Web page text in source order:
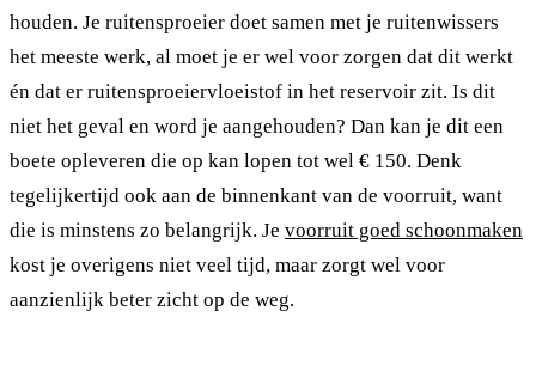
houden. Je ruitensproeier doet samen met je ruitenwissers
het meeste werk, al moet je er wel voor zorgen dat dit werkt
én dat er ruitensproeiervloeistof in het reservoir zit. Is dit
niet het geval en word je aangehouden? Dan kan je dit een
boete opleveren die op kan lopen tot wel € 150. Denk
tegelijkertijd ook aan de binnenkant van de voorruit, want
die is minstens zo belangrijk. Je voorruit goed schoonmaken
kost je overigens niet veel tijd, maar zorgt wel voor
aanzienlijk beter zicht op de weg.